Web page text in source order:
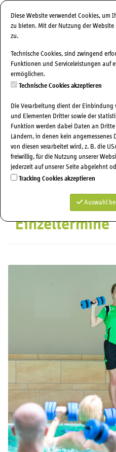
Einzeltermine
Diese Website verwendet Cookies, um
zu bieten. Mit der Nutzung der
zu.
Technische Cookies, sind zwingend
Funktionen und Serviceleistungen auf
ermöglichen.
Technische Cookies akzeptieren
Die Verarbeitung dient der
und Elementen Dritter sowie der
Funktion werden dabei Daten an
Ländern, in denen kein angemessenes
von diesen verarbeitet wird, z. B. die
freiwillig, für die Nutzung unserer
jederzeit auf unserer Seite abgelehnt
Tracking Cookies akzeptieren
Auswahl